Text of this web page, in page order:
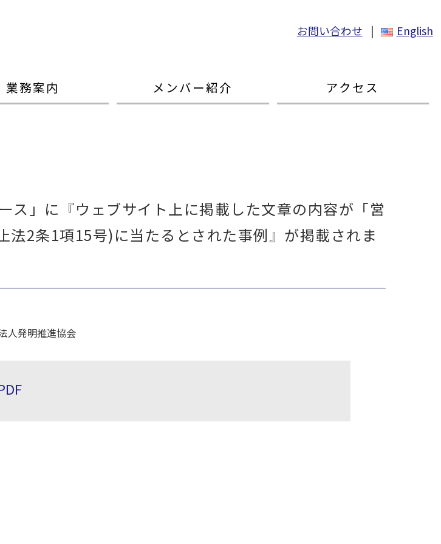
お問い合わせ | English
業務案内 メンバー紹介 アクセス
ス」に『ウェブサイト上に掲載した文章の内容が「営
2条1項15号)に当たるとされた事例』が掲載されま
人発明推進協会